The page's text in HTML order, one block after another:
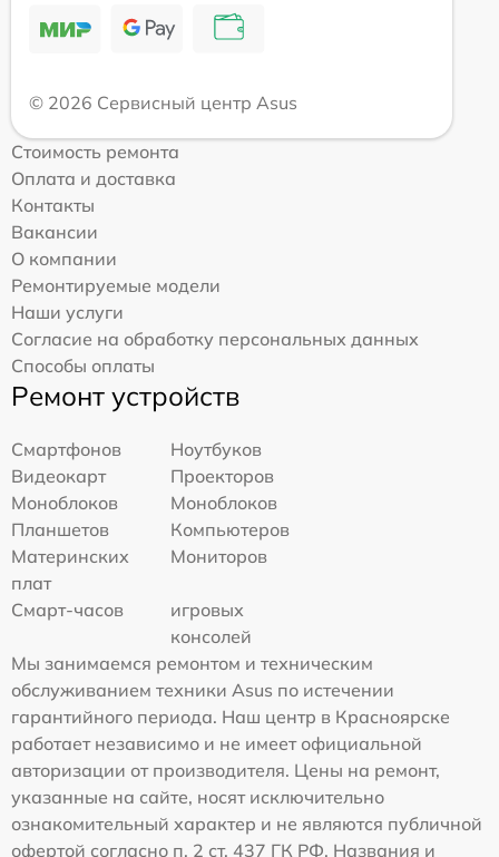
© 2026 Сервисный центр Asus
Стоимость ремонта
Оплата и доставка
Контакты
Вакансии
О компании
Ремонтируемые модели
Наши услуги
Согласие на обработку персональных данных
Способы оплаты
Ремонт устройств
Смартфонов
Ноутбуков
Видеокарт
Проекторов
Моноблоков
Моноблоков
Планшетов
Компьютеров
Материнских
плат
Мониторов
Смарт-часов
игровых
консолей
Мы занимаемся ремонтом и техническим
обслуживанием техники Asus по истечении
гарантийного периода. Наш центр в Красноярске
работает независимо и не имеет официальной
авторизации от производителя. Цены на ремонт,
указанные на сайте, носят исключительно
ознакомительный характер и не являются публичной
офертой согласно п. 2 ст. 437 ГК РФ. Названия и